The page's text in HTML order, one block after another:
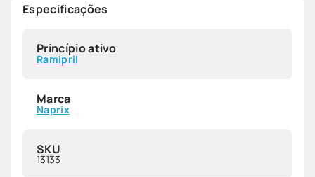
Especificações
Princípio ativo
Ramipril
Marca
Naprix
SKU
13133